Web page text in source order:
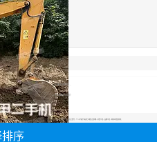
二手压路机报价
直接看到为您精心挑选的个人2手咸宁两头忙价格大全相关的机械设备信息，包括其个人2手咸宁两头忙价格大全型号、个人2手咸宁两头忙价格大全参数、机型介绍、品牌介绍、新机价格信息等；
序